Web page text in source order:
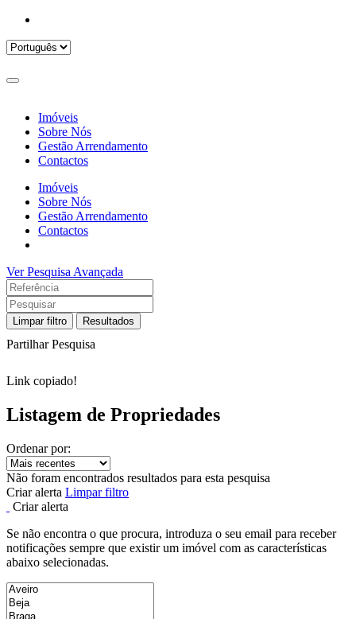
Imóveis
Sobre Nós
Gestão Arrendamento
Contactos
Imóveis
Sobre Nós
Gestão Arrendamento
Contactos
Ver Pesquisa Avançada
Limpar filtro Resultados
Partilhar Pesquisa
Link copiado!
Listagem de Propriedades
Ordenar por:
Não foram encontrados resultados para esta pesquisa
Criar alerta Limpar filtro
Criar alerta
Se não encontra o que procura, introduza o seu email para receber
notificações sempre que existir um imóvel com as características
abaixo selecionadas.